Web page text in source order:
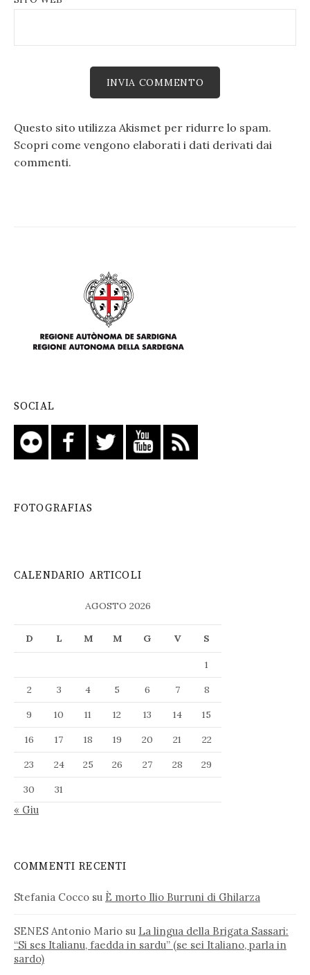
Questo sito utilizza Akismet per ridurre lo spam.
Scopri come vengono elaborati i dati derivati dai
commenti.
SOCIAL
FOTOGRAFIAS
CALENDARIO ARTICOLI
AGOSTO 2026
D L M M G V S
1
2
3 4 5 6 7
8
9
10 11 12 13 14
15
16
17 18 19 20 21
22
23
24 25 26 27 28
29
30
31
« Giu
COMMENTI RECENTI
Stefania Cocco su È morto Ilio Burruni di Ghilarza
SENES Antonio Mario su La lingua della Brigata Sassari:
“Si ses Italianu, faedda in sardu” (se sei Italiano, parla in
sardo)